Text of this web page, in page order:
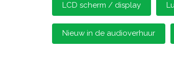
LCD scherm / display
Nieuw in de audioverhuur